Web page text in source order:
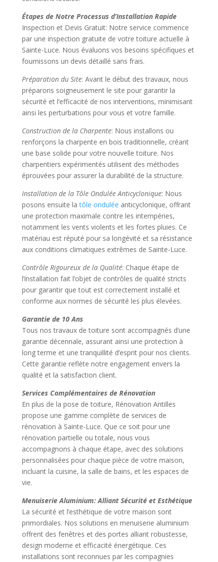
Étapes de Notre Processus d’Installation Rapide
Inspection et Devis Gratuit: Notre service commence
par une inspection gratuite de votre toiture actuelle à
Sainte-Luce. Nous évaluons vos besoins spécifiques et
fournissons un devis détaillé sans frais.
Préparation du Site: Avant le début des travaux, nous
préparons soigneusement le site pour garantir la
sécurité et l’efficacité de nos interventions, minimisant
ainsi les perturbations pour vous et votre famille.
Construction de la Charpente: Nous installons ou
renforçons la charpente en bois traditionnelle, créant
une base solide pour votre nouvelle toiture. Nos
charpentiers expérimentés utilisent des méthodes
éprouvées pour assurer la durabilité de la structure.
Installation de la Tôle Ondulée Anticyclonique: Nous
posons ensuite latôle ondulée anticyclonique, offrant
une protection maximale contre les intempéries,
notamment les vents violents et les fortes pluies. Ce
matériau est réputé pour sa longévité et sa résistance
aux conditions climatiques extrêmes de Sainte-Luce.
Contrôle Rigoureux de la Qualité: Chaque étape de
l’installation fait l’objet de contrôles de qualité stricts
pour garantir que tout est correctement installé et
conforme aux normes de sécurité les plus élevées.
Garantie de 10 Ans
Tous nos travaux de toiture sont accompagnés d’une
garantie décennale, assurant ainsi une protection à
long terme et une tranquillité d’esprit pour nos clients.
Cette garantie reflète notre engagement envers la
qualité et la satisfaction client.
Services Complémentaires de Rénovation
En plus de la pose de toiture, Rénovation Antilles
propose une gamme complète de services de
rénovation à Sainte-Luce. Que ce soit pour une
rénovation partielle ou totale, nous vous
accompagnons à chaque étape, avec des solutions
personnalisées pour chaque pièce de votre maison,
incluant la cuisine, la salle de bains, et les espaces de
vie.
Menuiserie Aluminium: Alliant Sécurité et Esthétique
La sécurité et l’esthétique de votre maison sont
primordiales. Nos solutions en menuiserie aluminium
offrent des fenêtres et des portes alliant robustesse,
design moderne et efficacité énergétique. Ces
installations sont reconnues par les compagnies